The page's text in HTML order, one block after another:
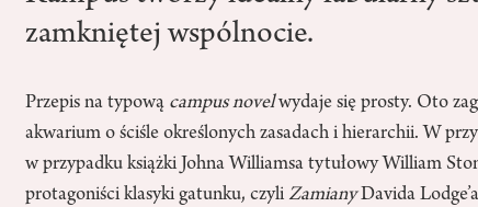
zamkniętej wspólnocie.
Przepis na typową campus novelwydaje się prosty. Oto
akwarium o ściśle określonych zasadach i hierarchii. W
w przypadku książki Johna Williamsa tytułowy William
protagoniści klasyki gatunku, czyli ZamianyDavida